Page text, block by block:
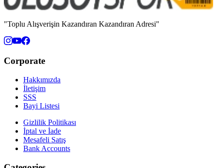
"Toplu Alışverişin Kazandıran Kazandıran Adresi"
Corporate
Hakkımızda
İletişim
SSS
Bayi Listesi
Gizlilik Politikası
İptal ve İade
Mesafeli Satış
Bank Accounts